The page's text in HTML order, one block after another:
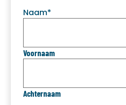
Naam*
Voornaam
Achternaam